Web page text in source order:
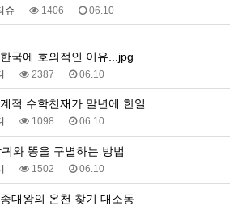
슈 1406 06.10
국에 호의적인 이유...jpg
2387 06.10
적 수학천재가 말년에 한일
1098 06.10
와 똥을 구별하는 방법
1502 06.10
대왕의 온천 찾기 대소동